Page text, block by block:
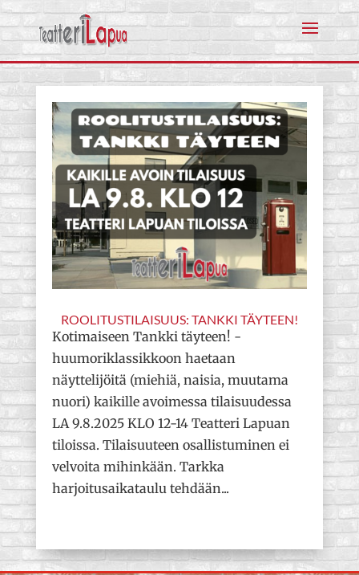
ROOLITUSTILAISUUS: TANKKI TÄYTEEN!
Kotimaiseen Tankki täyteen! -
huumoriklassikkoon haetaan
näyttelijöitä (miehiä, naisia, muutama
nuori) kaikille avoimessa tilaisuudessa
LA 9.8.2025 KLO 12-14 Teatteri Lapuan
tiloissa. Tilaisuuteen osallistuminen ei
velvoita mihinkään. Tarkka
harjoitusaikataulu tehdään...